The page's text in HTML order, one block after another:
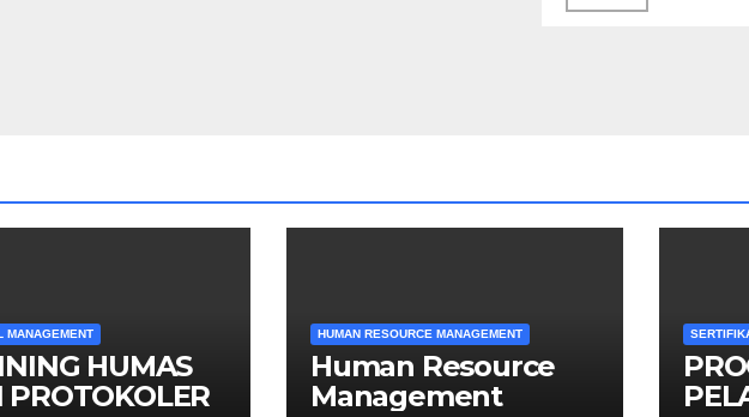
MANAGEMENT
HUMAS
PROTOKOLER
HUMAN RESOURCE MANAGEMENT
Human Resource
Management